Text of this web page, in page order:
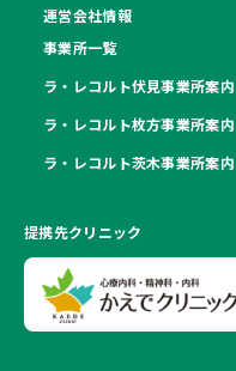
運営会社情報
事業所一覧
ラ・レコルト伏見事業所案内
ラ・レコルト枚方事業所案内
ラ・レコルト茨木事業所案内
提携先クリニック